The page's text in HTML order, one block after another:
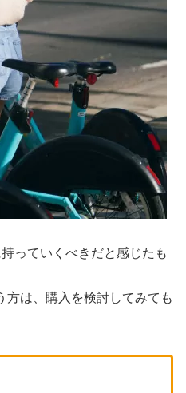
っていくべきだと感じたも
方は、購入を検討してみても